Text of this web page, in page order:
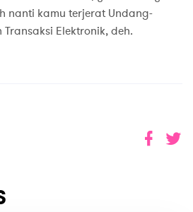
nanti kamu terjerat Undang-
Elektronik, deh.